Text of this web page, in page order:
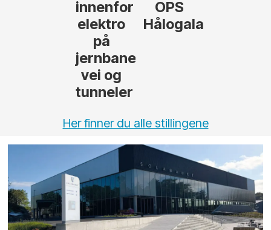
innenfor
elektro
på
jernbane,
vei og
tunneler
OPS
Her finner du alle stillingene